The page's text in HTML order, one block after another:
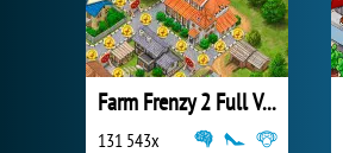
Farm Frenzy 2 Full Version
131 543x